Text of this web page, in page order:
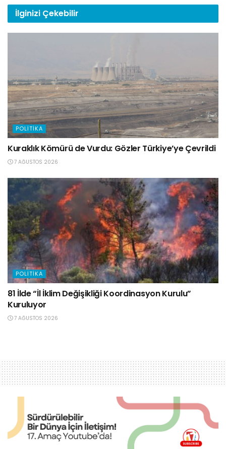
İlginizi Çekebilir
POLITIKA
Kuraklık Kömürü de Vurdu: Gözler Türkiye’ye Çevrildi
7 AĞUSTOS 2026
POLITIKA
81 İlde “İl İklim Değişikliği Koordinasyon Kurulu”
Kuruluyor
7 AĞUSTOS 2026